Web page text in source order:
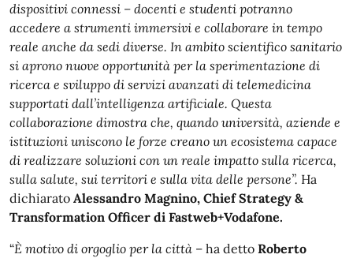
dispositivi connessi – docenti e studenti potranno
accedere a strumenti immersivi e collaborare in tempo
reale anche da sedi diverse. In ambito scientifico sanitario
si aprono nuove opportunità per la sperimentazione di
ricerca e sviluppo di servizi avanzati di telemedicina
supportati dall’intelligenza artificiale. Questa
collaborazione dimostra che, quando università, aziende e
istituzioni uniscono le forze creano un ecosistema capace
di realizzare soluzioni con un reale impatto sulla ricerca,
sulla salute, sui territori e sulla vita delle persone”. Ha
dichiarato Alessandro Magnino, Chief Strategy &
Transformation Officer di Fastweb+Vodafone.
“È motivo di orgoglio per la città – ha detto Roberto